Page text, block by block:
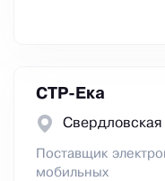
СТР-Ека
Поставщик
мобильных